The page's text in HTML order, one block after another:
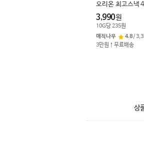
오리온 최고스낵
3,990원
10G당235원
매직나우
4.8/
3만원↑무료배송
상